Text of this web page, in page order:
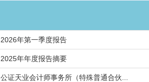
2026年第一季度报告
2025年年度报告摘要
公证天业会计师事务所（特殊普通合伙...